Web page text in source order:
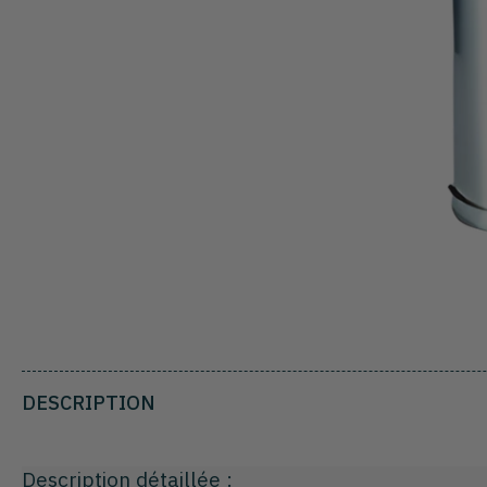
DESCRIPTION
Description détaillée :